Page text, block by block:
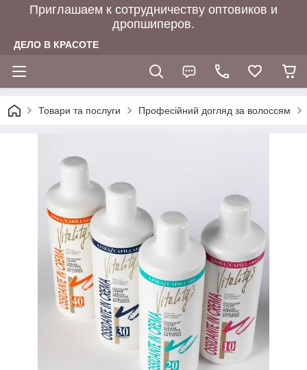
Приглашаем к сотрудничеству оптовиков и
дропшиперов.
ДЕЛО В КРАСОТЕ
Товари та послуги Професійний догляд за волоссям